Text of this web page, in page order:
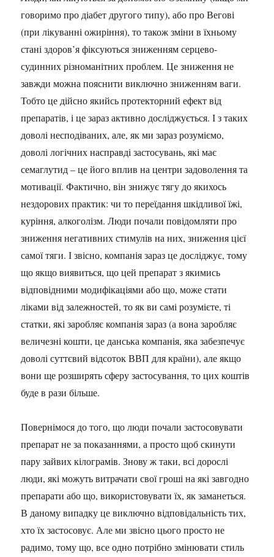
говоримо про діабет другого типу), або про Вегові
(при лікуванні ожиріння), то також зміни в їхньому
стані здоров’я фіксуються зниженням серцево-
судинних різноманітних проблем. Це зниження не
завжди можна пояснити виключно зниженням ваги.
Тобто це дійсно якийсь протекторний ефект від
препаратів, і це зараз активно досліджується. І з таких
доволі несподіваних, але, як ми зараз розуміємо,
доволі логічних насправді застосувань, які має
семаглутид – це його вплив на центри задоволення та
мотивації. Фактично, він знижує тягу до якихось
нездорових практик: чи то переїдання шкідливої їжі,
куріння, алкоголізм. Люди почали повідомляти про
зниження негативних стимулів на них, зниження цієї
самої тяги. І звісно, компанія зараз це досліджує, тому
що якщо виявиться, що цей препарат з якимись
відповідними модифікаціями або що, може стати
ліками від залежностей, то як ви самі розумієте, ті
статки, які заробляє компанія зараз (а вона заробляє
величезні кошти, це данська компанія, яка забезпечує
доволі суттєвий відсоток ВВП для країни), але якщо
вони ще розширять сферу застосування, то цих коштів
буде в рази більше.
Повернімося до того, що люди почали застосовувати
препарат не за показаннями, а просто щоб скинути
пару зайвих кілограмів. Знову ж таки, всі дорослі
люди, які можуть витрачати свої гроші на які завгодно
препарати або що, використовувати їх, як заманеться.
В даному випадку це виключно відповідальність тих,
хто їх застосовує. Але ми звісно цього просто не
радимо, тому що, все одно потрібно змінювати стиль